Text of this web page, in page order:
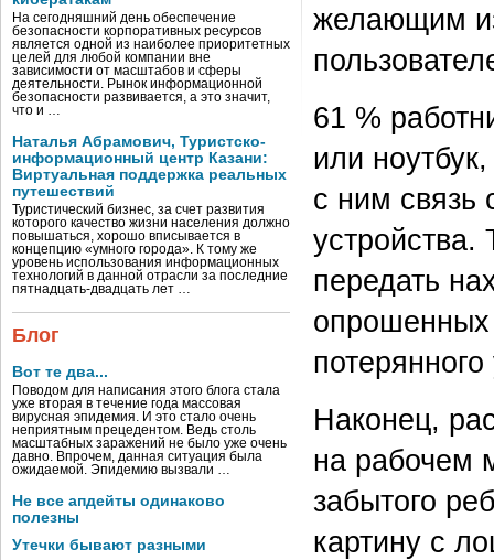
На сегодняшний день обеспечение
безопасности корпоративных ресурсов
является одной из наиболее приоритетных
целей для любой компании вне
зависимости от масштабов и сферы
деятельности. Рынок информационной
безопасности развивается, а это значит,
что и …
Наталья Абрамович, Туристско-
информационный центр Казани:
Виртуальная поддержка реальных
путешествий
Туристический бизнес, за счет развития
которого качество жизни населения должно
повышаться, хорошо вписывается в
концепцию «умного города». К тому же
уровень использования информационных
технологий в данной отрасли за последние
пятнадцать-двадцать лет …
Блог
Вот те два...
Поводом для написания этого блога стала
уже вторая в течение года массовая
вирусная эпидемия. И это стало очень
неприятным прецедентом. Ведь столь
масштабных заражений не было уже очень
давно. Впрочем, данная ситуация была
ожидаемой. Эпидемию вызвали …
Не все апдейты одинаково
полезны
Утечки бывают разными
желающим
61 %
или
с ним
устройства.
передать
опрошенных
Наконец,
на рабочем
забытого
картину с